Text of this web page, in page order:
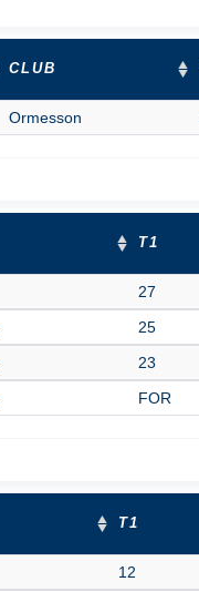
CLUB
Ormesson
T1
27
25
23
FOR
T1
12